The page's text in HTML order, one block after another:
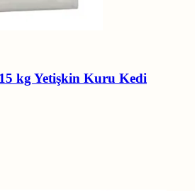
kg Yetişkin Kuru Kedi